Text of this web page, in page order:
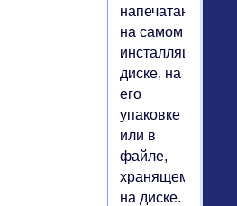
напечатан
на самом
диске, на
его
упаковке
или в
файле,
хранящемся
на диске.